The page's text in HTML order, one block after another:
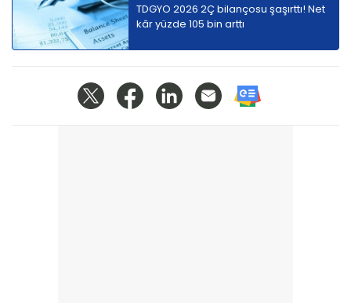
TDGYO 2026 2Ç bilançosu şaşırttı! Net
kâr yüzde 105 bin arttı